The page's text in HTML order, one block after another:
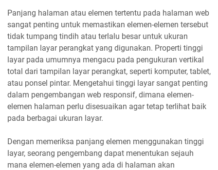
Panjang halaman atau elemen tertentu pada halaman web
sangat penting untuk memastikan elemen-elemen tersebut
tidak tumpang tindih atau terlalu besar untuk ukuran
tampilan layar perangkat yang digunakan. Properti tinggi
layar pada umumnya mengacu pada pengukuran vertikal
total dari tampilan layar perangkat, seperti komputer, tablet,
atau ponsel pintar. Mengetahui tinggi layar sangat penting
dalam pengembangan web responsif, dimana elemen-
elemen halaman perlu disesuaikan agar tetap terlihat baik
pada berbagai ukuran layar.
Dengan memeriksa panjang elemen menggunakan tinggi
layar, seorang pengembang dapat menentukan sejauh
mana elemen-elemen yang ada di halaman akan